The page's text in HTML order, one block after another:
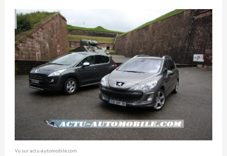
Vu sur actu-automobile.com